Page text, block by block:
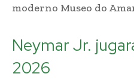
moderno Museo do
Neymar Jr.
2026